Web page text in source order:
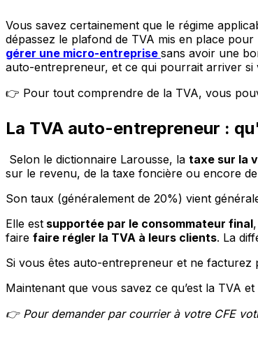
Vous savez certainement que le régime
dépassez le plafond de TVA mis en place
gérer une micro-entreprise sans avoir une
auto-entrepreneur, et ce qui pourrait arriver si
👉 Pour tout comprendre de la TVA, vous
La TVA auto-entrepreneur :
Selon le dictionnaire Larousse, la taxe sur la
sur le revenu, de la taxe foncière ou encore de
Son taux (généralement de 20%) vient
Elle est supportée par le consommateur final
faire faire régler la TVA à leurs clients. La
Si vous êtes auto-entrepreneur et ne
Maintenant que vous savez ce qu’est la TVA
👉 Pour demander par courrier à votre CFE